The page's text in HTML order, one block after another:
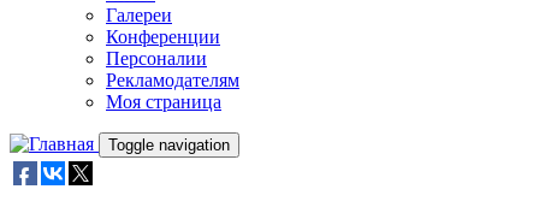
Галереи
Конференции
Персоналии
Рекламодателям
Моя страница
Toggle navigation